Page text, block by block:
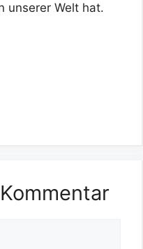
unserer Welt hat.